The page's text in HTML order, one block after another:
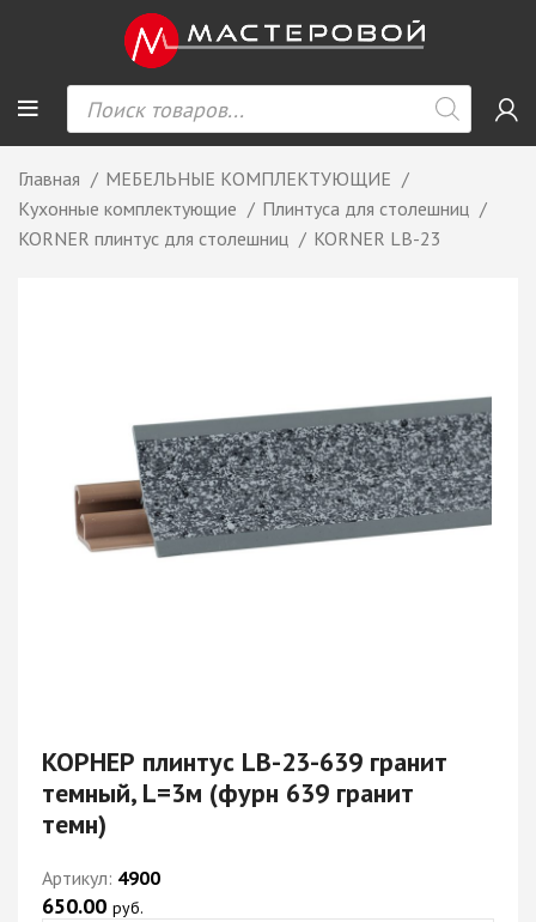
Главная
МЕБЕЛЬНЫЕ КОМПЛЕКТУЮЩИЕ
Кухонные комплектующие
Плинтуса для столешниц
KORNER плинтус для столешниц
KORNER LB-23
КОРНЕР плинтус LB-23-639 гранит
темный, L=3м (фурн 639 гранит
темн)
Артикул: 4900
650.00 руб.